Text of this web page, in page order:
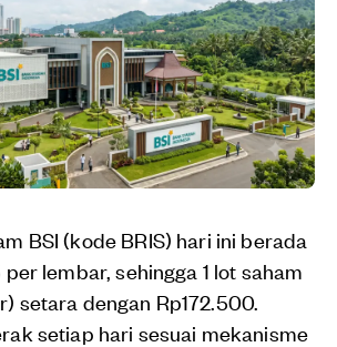
BSI (kode BRIS) hari ini berada
per lembar, sehingga 1 lot saham
setara dengan Rp172.500.
setiap hari sesuai mekanisme